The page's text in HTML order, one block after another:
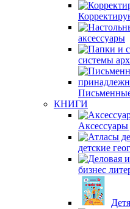
аксессуары
системы
КНИГИ
детские
бизнес